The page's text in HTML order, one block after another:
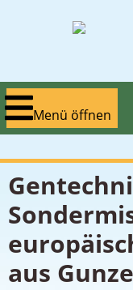
Menü öffnen
aus